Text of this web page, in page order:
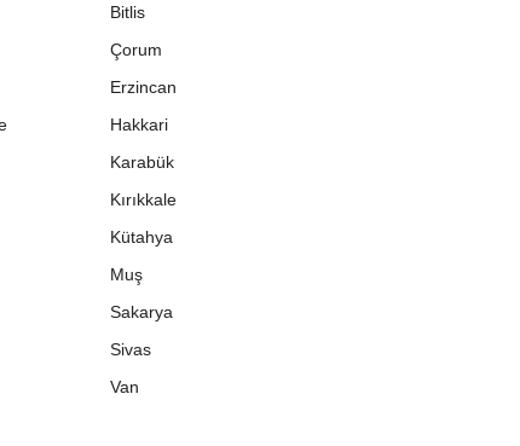
Bitlis
Çorum
Erzincan
Hakkari
Karabük
Kırıkkale
Kütahya
Muş
Sakarya
Sivas
Van